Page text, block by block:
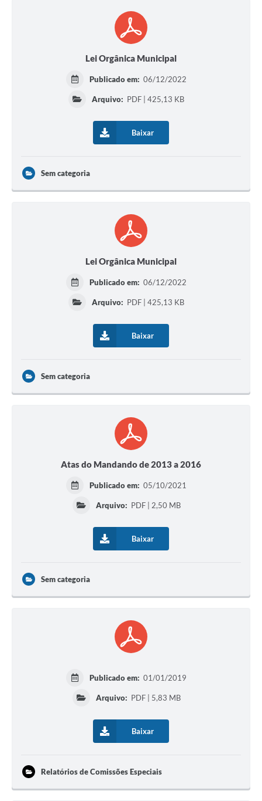
Lei Orgânica Municipal
Publicado em: 06/12/2022
Arquivo: PDF | 425,13 KB
Baixar
Sem categoria
Lei Orgânica Municipal
Publicado em: 06/12/2022
Arquivo: PDF | 425,13 KB
Baixar
Sem categoria
Atas do Mandando de 2013 a 2016
Publicado em: 05/10/2021
Arquivo: PDF | 2,50 MB
Baixar
Sem categoria
Publicado em: 01/01/2019
Arquivo: PDF | 5,83 MB
Baixar
Relatórios de Comissões Especiais